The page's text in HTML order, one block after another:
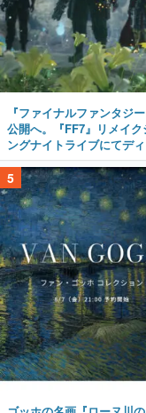
『ファイナルファンタジ
公開へ。『FF7』リメイ
ングナイトライブにてデ
5